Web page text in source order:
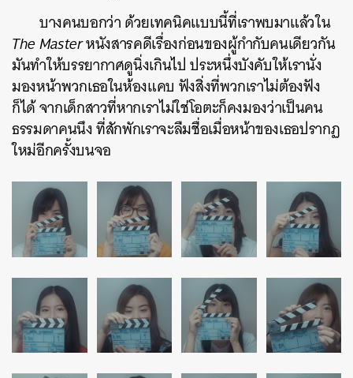
บางคนบอกว่า ด้วยเทคนิคแบบนี้ที่เราพบมาแล้วใน
The Masterหนังสารคดีเรื่องก่อนของผู้กำกับคนเดียวกัน
มันทำให้บรรยากาศดูนิ่งเกินไป ประหนึ่งบังคับให้เรานั่ง
มองหน้าพวกเธอในห้องแคบ ฟังสิ่งที่พวกเราไม่ต้องฟัง
ก็ได้ จากเด็กสาวที่หากเราไม่ใช่โอตะก็คงมองว่าเป็นคน
ธรรมดาคนนึง ที่สักพักเราจะลืมชื่อเมื่อหน้าของเธอปรากฏ
ใหม่อีกครั้งบนจอ